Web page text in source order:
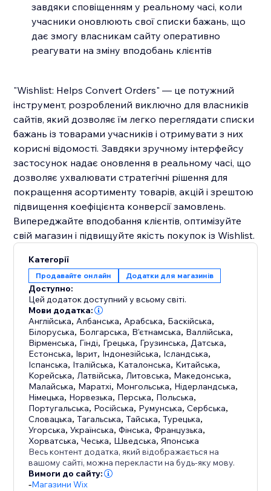
завдяки сповіщенням у реальному часі, коли
учасники оновлюють свої списки бажань, що
дає змогу власникам сайту оперативно
реагувати на зміну вподобань клієнтів
"Wishlist: Helps Convert Orders" — це потужний
інструмент, розроблений виключно для власників
сайтів, який дозволяє їм легко переглядати списки
бажань із товарами учасників і отримувати з них
корисні відомості. Завдяки зручному інтерфейсу
застосунок надає оновлення в реальному часі, що
дозволяє ухвалювати стратегічні рішення для
покращення асортименту товарів, акцій і зрештою
підвищення коефіцієнта конверсії замовлень.
Випереджайте вподобання клієнтів, оптимізуйте
свій магазин і підвищуйте якість покупок із Wishlist.
Категорії
Продавайте онлайн Додатки для магазинів
Доступно:
Цей додаток доступний у всьому світі.
Мови додатка:
Англійська, Албанська, Арабська, Баскійська,
Білоруська, Болгарська, В'єтнамська, Валлійська,
Вірменська, Гінді, Грецька, Грузинська, Датська,
Естонська, Іврит, Індонезійська, Ісландська,
Іспанська, Італійська, Каталонська, Китайська,
Корейська, Латвійська, Литовська, Македонська,
Малайська, Маратхі, Монгольська, Нідерландська,
Німецька, Норвезька, Перська, Польська,
Португальська, Російська, Румунська,Сербська,
Словацька,Тагальська,Тайська,Турецька,
Угорська,Українська,Фінська,Французька,
Хорватська,Чеська, Шведська,Японська
Весь контент додатка, який відображається на
вашому сайті, можна перекласти на будь-яку мову.
Вимоги до сайту:
-Магазини Wix